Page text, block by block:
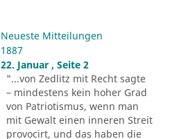
Neueste Mitteilungen
1887
22. Januar , Seite 2
"...von Zedlitz mit Recht sagte
– mindestens kein hoher Grad
von Patriotismus, wenn man
mit Gewalt einen inneren Streit
provocirt, und das haben die